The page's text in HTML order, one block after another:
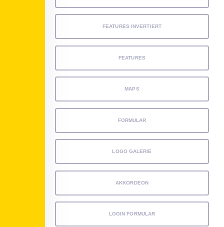
FEATURES INVERTIERT
FEATURES
MAPS
FORMULAR
LOGO GALERIE
AKKORDEON
LOGIN FORMULAR